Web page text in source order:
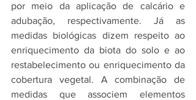
por meio da aplicação de calcário e
adubação, respectivamente. Já as
medidas biológicas dizem respeito ao
enriquecimento da biota do solo e ao
restabelecimento ou enriquecimento da
cobertura vegetal. A combinação de
medidas que associem elementos